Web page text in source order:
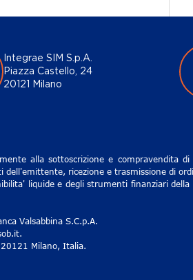
Integrae SIM S.p.A.
Piazza Castello, 24
20121 Milano
alla sottoscrizione e compravendita
dell'emittente, ricezione e trasmissione di
liquide e degli strumenti finanziari della
Valsabbina S.C.p.A.
Milano, Italia.